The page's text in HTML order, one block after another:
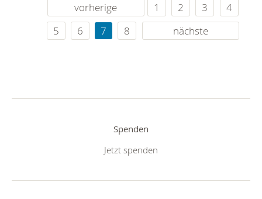
vorherige 1 2 3
4
5
6 7 8 nächste
Spenden
Jetzt spenden